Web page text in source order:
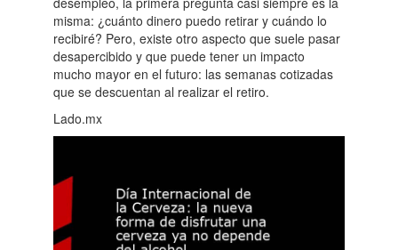
misma: ¿cuánto dinero puedo retirar y cuándo lo
recibiré? Pero, existe otro aspecto que suele pasar
desapercibido y que puede tener un impacto
mucho mayor en el futuro: las semanas cotizadas
que se descuentan al realizar el retiro.
Lado.mx